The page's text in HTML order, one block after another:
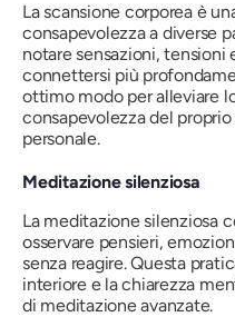
La scansione corporea è
consapevolezza a diverse
notare sensazioni, tensioni
connettersi più
ottimo modo per alleviare
consapevolezza del
personale.
Meditazione silenziosa
La meditazione silenziosa
osservare pensieri,
senza reagire. Questa
interiore e la chiarezza
di meditazione avanzate.